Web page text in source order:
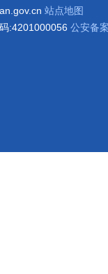
站点地图
:4201000056 公安备